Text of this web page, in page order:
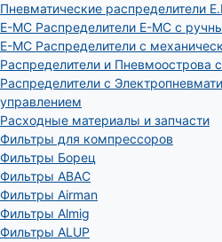
Пневматические распределители
E-MC Распределители E-MC с
E-MC Распределители с
Распределители и Пневмоострова
Распределители с
управлением
Расходные материалы и запчасти
Фильтры для компрессоров
Фильтры Борец
Фильтры ABAC
Фильтры Airman
Фильтры Almig
Фильтры ALUP